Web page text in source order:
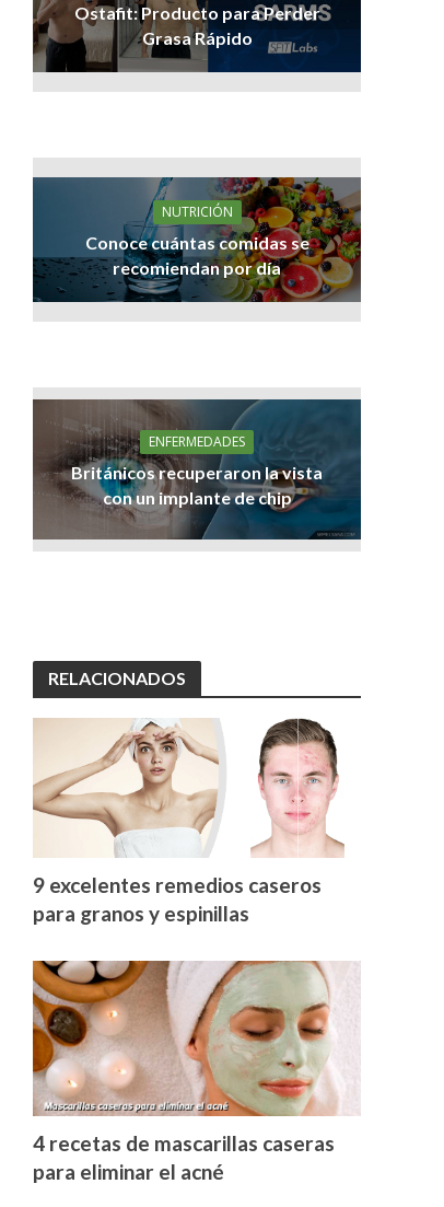
Ostafit: Producto para Perder
Grasa Rápido
NUTRICIÓN
Conoce cuántas comidas se
recomiendan por día
ENFERMEDADES
Británicos recuperaron la vista
con un implante de chip
RELACIONADOS
9 excelentes remedios caseros
para granos y espinillas
4 recetas de mascarillas caseras
para eliminar el acné